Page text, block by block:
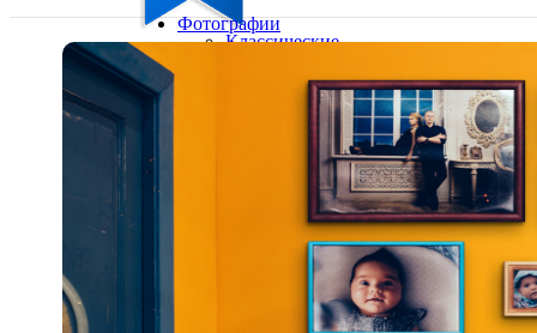
Ваш город:
Выберите из списка:
Фотографии
Классические
10х10
10х15
15х15
20х20
20х30
30х30
30х40